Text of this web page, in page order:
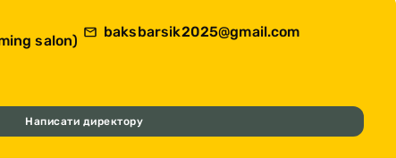
salon)
baksbarsik2025@gmail.com
Написати директору